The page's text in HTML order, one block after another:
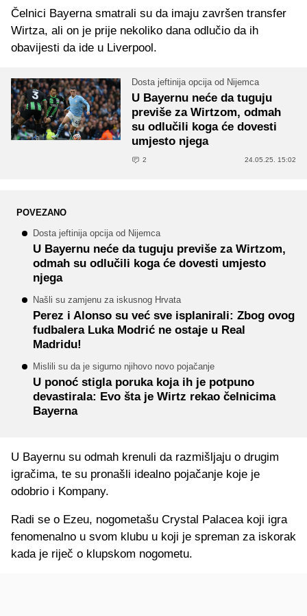
Čelnici Bayerna smatrali su da imaju završen transfer
Wirtza, ali on je prije nekoliko dana odlučio da ih
obavijesti da ide u Liverpool.
Dosta jeftinija opcija od Nijemca
U Bayernu neće da tuguju
previše za Wirtzom, odmah
su odlučili koga će dovesti
umjesto njega
2 24.05.25. 15:02
POVEZANO
Dosta jeftinija opcija od Nijemca
U Bayernu neće da tuguju previše za Wirtzom,
odmah su odlučili koga će dovesti umjesto
njega
Našli su zamjenu za iskusnog Hrvata
Perez i Alonso su već sve isplanirali: Zbog ovog
fudbalera Luka Modrić ne ostaje u Real
Madridu!
Mislili su da je sigurno njihovo novo pojačanje
U ponoć stigla poruka koja ih je potpuno
devastirala: Evo šta je Wirtz rekao čelnicima
Bayerna
U Bayernu su odmah krenuli da razmišljaju o drugim
igračima, te su pronašli idealno pojačanje koje je
odobrio i Kompany.
Radi se o Ezeu, nogometašu Crystal Palacea koji igra
fenomenalno u svom klubu u koji je spreman za iskorak
kada je riječ o klupskom nogometu.